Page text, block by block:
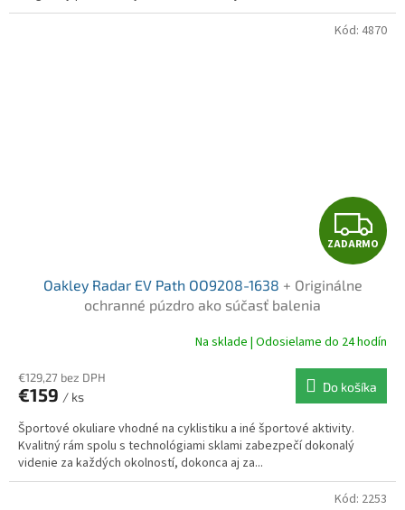
Z
A
A
R
M
ZADARMO
Oakley Radar EV Path OO9208-1638 + Originálne
ochranné púzdro ako súčasť balenia
Na sklade | Odosielame do 24 hodín
€129,27 bez DPH
€159 / ks
Do košíka
Športové okuliare vhodné na cyklistiku a iné športové aktivity.
Kvalitný rám spolu s technológiami sklami zabezpečí dokonalý
videnie za každých okolností, dokonca aj za...
Kód: 4870
Kód: 2253